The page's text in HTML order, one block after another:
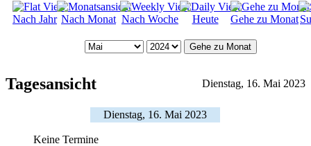
Nach Jahr Nach Monat Nach Woche Heute Gehe zu Monat
Gehe zu Monat
Tagesansicht Dienstag, 16. Mai 2023
Dienstag, 16. Mai 2023
Keine Termine